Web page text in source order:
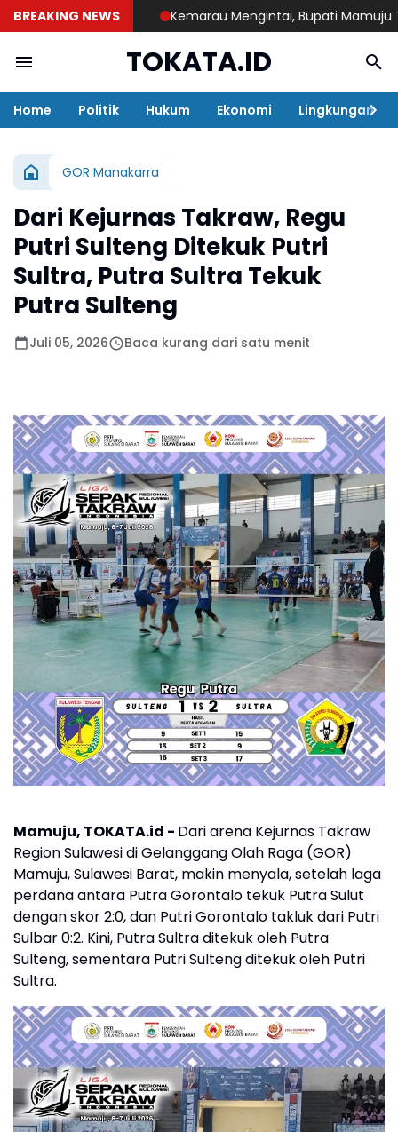
BREAKING NEWSKemarau Mengintai, Bupati Mamuju Tengah
TOKATA.ID
Home Politik Hukum Ekonomi Lingkungan
GOR Manakarra
Dari Kejurnas Takraw, Regu
Putri Sulteng Ditekuk Putri
Sultra, Putra Sultra Tekuk
Putra Sulteng
Juli 05, 2026 Baca kurang dari satu menit
Mamuju, TOKATA.id - Dari arena Kejurnas Takraw
Region Sulawesi di Gelanggang Olah Raga (GOR)
Mamuju, Sulawesi Barat, makin menyala, setelah laga
perdana antara Putra Gorontalo tekuk Putra Sulut
dengan skor 2:0, dan Putri Gorontalo takluk dari Putri
Sulbar 0:2. Kini, Putra Sultra ditekuk oleh Putra
Sulteng, sementara Putri Sulteng ditekuk oleh Putri
Sultra.